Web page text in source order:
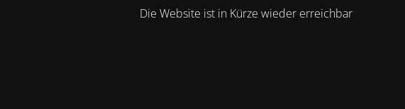
Die Website ist in Kürze wieder erreichbar